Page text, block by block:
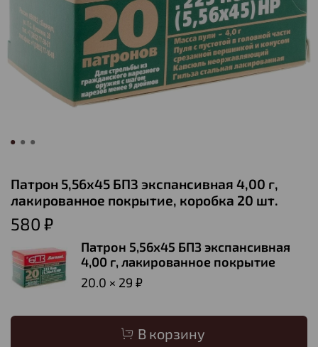
Патрон 5,56х45 БПЗ экспансивная 4,00 г,
лакированное покрытие, коробка 20 шт.
580 ₽
Патрон 5,56х45 БПЗ экспансивная
4,00 г, лакированное покрытие
20.0 × 29 ₽
В корзину